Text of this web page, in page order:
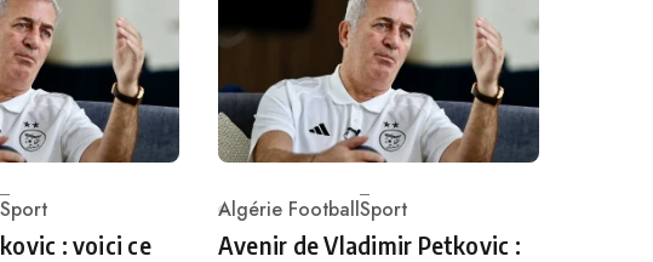
Sport
: voici ce
Category
Algérie FootballSport
Avenir de Vladimir Petkovic :